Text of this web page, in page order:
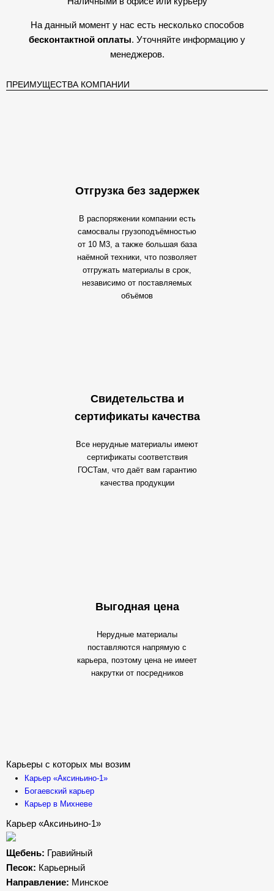
На данный момент у нас есть несколько способов
бесконтактной оплаты. Уточняйте информацию у
менеджеров.
ПРЕИМУЩЕСТВА КОМПАНИИ
Отгрузка без задержек
В распоряжении компании есть
самосвалы грузоподъёмностью
от 10 М3, а также большая база
наёмной техники, что позволяет
отгружать материалы в срок,
независимо от поставляемых
объёмов
Свидетельства и
сертификаты качества
Все нерудные материалы имеют
сертификаты соответствия
ГОСТам, что даёт вам гарантию
качества продукции
Выгодная цена
Нерудные материалы
поставляются напрямую с
карьера, поэтому цена не имеет
накрутки от посредников
Карьеры с которых мы возим
Карьер «Аксиньино-1»
Богаевский карьер
Карьер в Михневе
Карьер «Аксиньино-1»
Щебень: Гравийный
Песок: Карьерный
Направление: Минское